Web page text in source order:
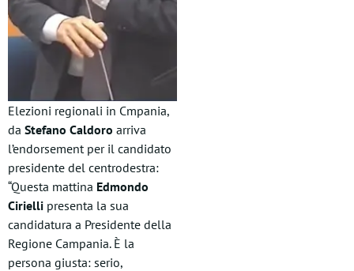
Elezioni regionali in Cmpania,
da Stefano Caldoro arriva
l’endorsement per il candidato
presidente del centrodestra:
“Questa mattina Edmondo
Cirielli presenta la sua
candidatura a Presidente della
Regione Campania. È la
persona giusta: serio,